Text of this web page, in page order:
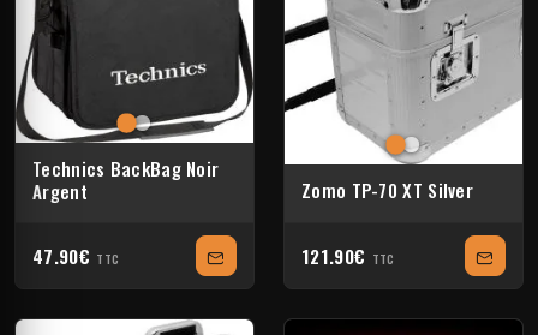
Technics BackBag Noir
Argent
47.90€ TTC
Zomo TP-70 XT Silver
121.90€ TTC